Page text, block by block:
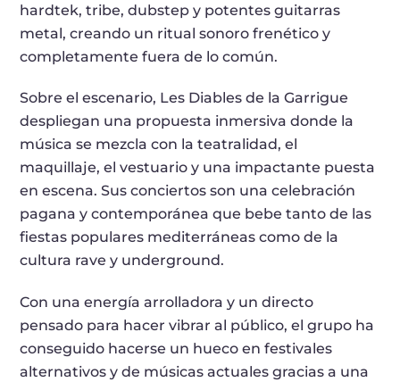
hardtek, tribe, dubstep y potentes guitarras
metal, creando un ritual sonoro frenético y
completamente fuera de lo común.
Sobre el escenario, Les Diables de la Garrigue
despliegan una propuesta inmersiva donde la
música se mezcla con la teatralidad, el
maquillaje, el vestuario y una impactante puesta
en escena. Sus conciertos son una celebración
pagana y contemporánea que bebe tanto de las
fiestas populares mediterráneas como de la
cultura rave y underground.
Con una energía arrolladora y un directo
pensado para hacer vibrar al público, el grupo ha
conseguido hacerse un hueco en festivales
alternativos y de músicas actuales gracias a una